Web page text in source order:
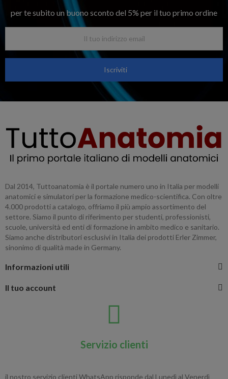
per te subito un buono sconto del 5% per il tuo primo ordine
Iscriviti
Dal 2014, Tuttoanatomia è il portale numero uno in Italia per modelli
anatomici e simulatori per la formazione medico-scientifica. Con oltre
4.000 prodotti a catalogo, offriamo il più ampio assortimento del
settore. Siamo il punto di riferimento per studenti, professionisti,
scuole, università ed enti di formazione in ambito medico e sanitario.
Siamo anche distributori esclusivi in Italia dei prodotti Erler Zimmer,
sinonimo di qualità made in Germany.
Informazioni utili
Il tuo account
Servizio clienti
il nostro servizio clienti WhatsApp risponde dal Lunedì al Venerdì